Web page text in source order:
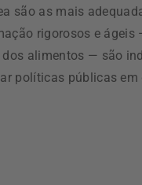
são as mais
rigorosos e
alimentos — são
políticas públicas